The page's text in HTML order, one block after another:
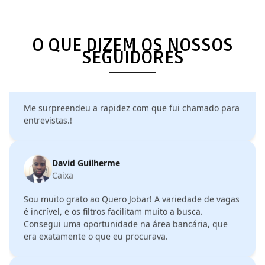
O QUE DIZEM OS NOSSOS
SEGUIDORES
Miguel Magaia
Me surpreendeu a rapidez com que fui chamado para
entrevistas.!
Caixa
Sou muito grato ao Quero Jobar! A variedade de vagas
é incrível, e os filtros facilitam muito a busca.
Consegui uma oportunidade na área bancária, que
era exatamente o que eu procurava.